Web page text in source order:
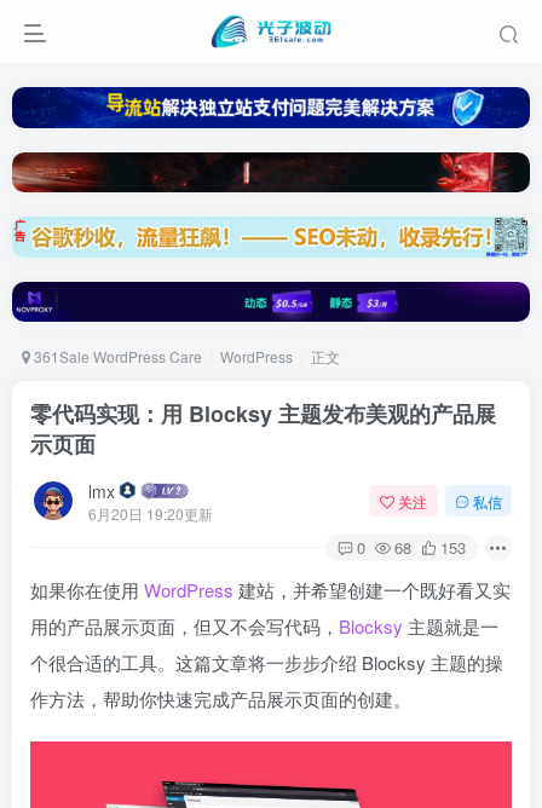
361Sale WordPress Care WordPress 正文
零代码实现：用 Blocksy 主题发布美观的产品展
示页面
lmx
6月20日 19:20更新
关注 私信
0 68 153
如果你在使用 WordPress 建站，并希望创建一个既好看又实
用的产品展示页面，但又不会写代码， Blocksy 主题就是一
个很合适的工具。这篇文章将一步步介绍 Blocksy 主题的操
作方法，帮助你快速完成产品展示页面的创建。